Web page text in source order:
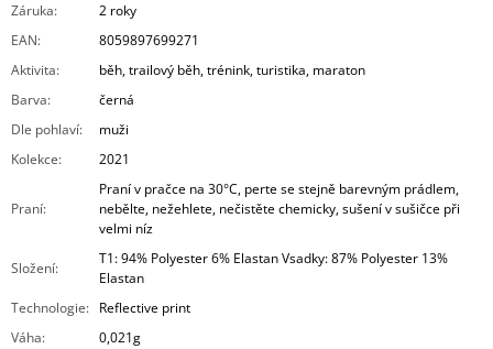
Záruka:
2 roky
EAN:
8059897699271
Aktivita:
běh, trailový běh, trénink, turistika, maraton
Barva:
černá
Dle pohlaví:
muži
Kolekce: 2021
Praní:
Praní v pračce na 30°C, perte se stejně barevným prádlem,
nebělte, nežehlete, nečistěte chemicky, sušení v sušičce při
velmi níz
Složení:
T1: 94% Polyester 6% Elastan Vsadky: 87% Polyester 13%
Elastan
Technologie: Reflective print
Váha:
0,021g